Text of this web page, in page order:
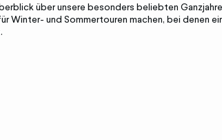
über unsere besonders beliebten
Winter- und Sommertouren machen, bei denen